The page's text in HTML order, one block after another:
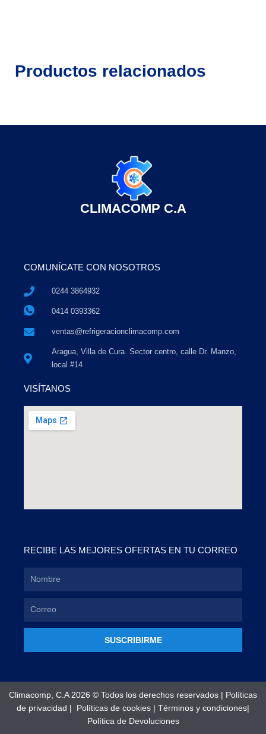
Productos relacionados
CLIMACOMP C.A
COMUNÍCATE CON NOSOTROS
0244 3864932
0414 0393362
ventas@refrigeracionclimacomp.com
Aragua, Villa de Cura. Sector centro, calle Dr. Manzo,
local #14
VISÍTANOS
RECIBE LAS MEJORES OFERTAS EN TU CORREO
SUSCRIBIRME
Climacomp, C.A 2026 © Todos los derechos reservados | Políticas
de privacidad | Políticas de cookies | Términos y condiciones|
Política de Devoluciones